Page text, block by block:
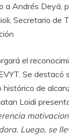
a Andrés Deyá,
Secretario de
el
Se destacó
de
Loidi
Luego, se